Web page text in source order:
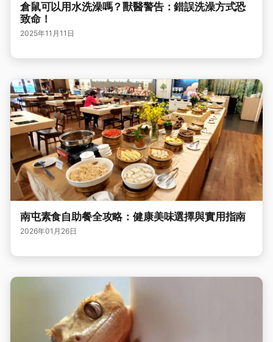
倉鼠可以用水洗澡嗎？獸醫警告：錯誤洗澡方式恐
致命！
2025年11月11日
南屯素食自助餐全攻略：健康美味選擇與實用指南
2026年01月26日